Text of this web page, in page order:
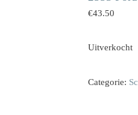
€43.50
Uitverkocht
Categorie: